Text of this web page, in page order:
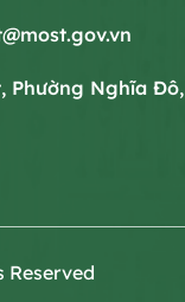
Phường Nghĩa Đô,
Reserved